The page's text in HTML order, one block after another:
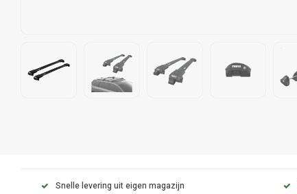
Snelle levering uit eigen magazijn